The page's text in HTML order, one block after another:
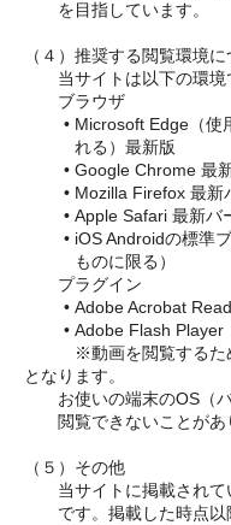
を目指しています。
（４）推奨する閲覧環境
当サイトは以下の環境
ブラウザ
Microsoft Edge（使
れる）最新版
Google Chrome 最
Mozilla Firefox 最新
Apple Safari 最新バ
iOS Androidの標準
ものに限る）
プラグイン
Adobe Acrobat
Adobe Flash Player
※動画を閲覧するため
となります。
お使いの端末のOS（
閲覧できないことがあ
（５）その他
当サイトに掲載され
です。掲載した時点